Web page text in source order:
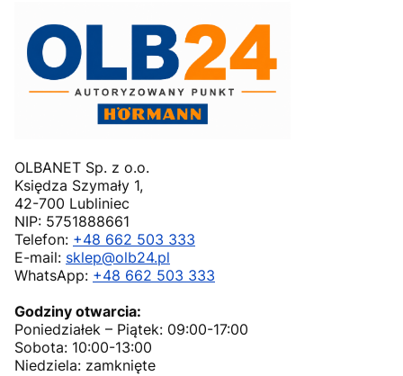
OLBANET Sp. z o.o.
Księdza Szymały 1,
42-700 Lubliniec
NIP: 5751888661
Telefon: +48 662 503 333
E-mail: sklep@olb24.pl
WhatsApp: +48 662 503 333
Godziny otwarcia:
Poniedziałek – Piątek: 09:00-17:00
Sobota: 10:00-13:00
Niedziela: zamknięte